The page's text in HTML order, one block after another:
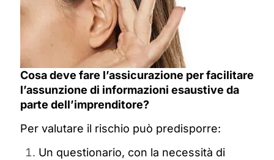
Cosa deve fare l’assicurazione per facilitare
l’assunzione di informazioni esaustive da
parte dell’imprenditore?
Per valutare il rischio può predisporre:
Un questionario, con la necessità di